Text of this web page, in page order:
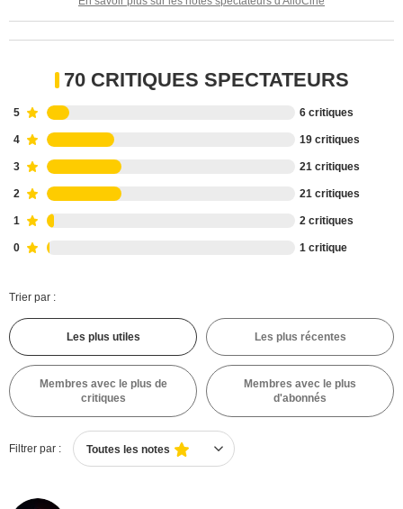
70 CRITIQUES SPECTATEURS
5 6 critiques
4 19 critiques
3 21 critiques
2 21 critiques
1 2 critiques
0 1 critique
Trier par :
Les plus utiles Les plus récentes
Membres avec le plus de
critiques
Membres avec le plus
d'abonnés
Filtrer par : Toutes les notes